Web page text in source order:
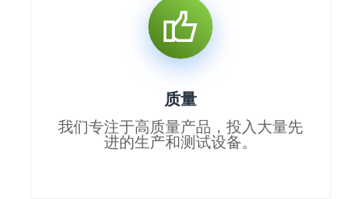
质量
我们专注于高质量产品，投入大量先
进的生产和测试设备。